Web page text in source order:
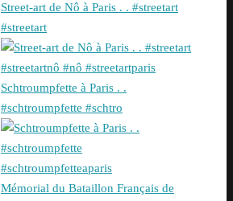
Street-art de Nô à Paris . . #streetart
#streetart
Schtroumpfette à Paris . .
#schtroumpfette #schtro
Mémorial du Bataillon Français de